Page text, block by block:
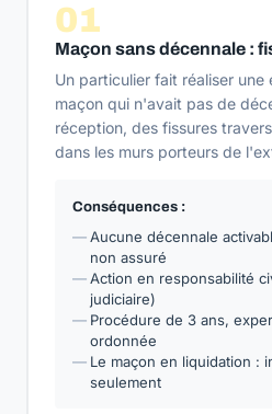
01
Maçon sans décennale :
Un particulier fait réaliser une
maçon qui n'avait pas de
réception, des fissures
dans les murs porteurs de
Conséquences :
Aucune décennale
non assuré
Action en responsabilité
judiciaire)
Procédure de 3 ans,
ordonnée
Le maçon en liquidation :
seulement